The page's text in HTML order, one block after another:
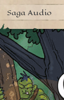
Aller
au
contenu
Saga Audio